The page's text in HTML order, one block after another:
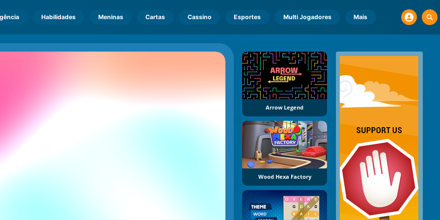
Habilidades Meninas Cartas Cassino Esportes Multi Jogadores Mais
Arrow Legend
Wood Hexa Factory